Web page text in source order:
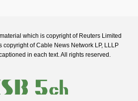
which is copyright of Reuters Limited
copyright of Cable News Network LP, LLLP
in each text. All rights reserved.